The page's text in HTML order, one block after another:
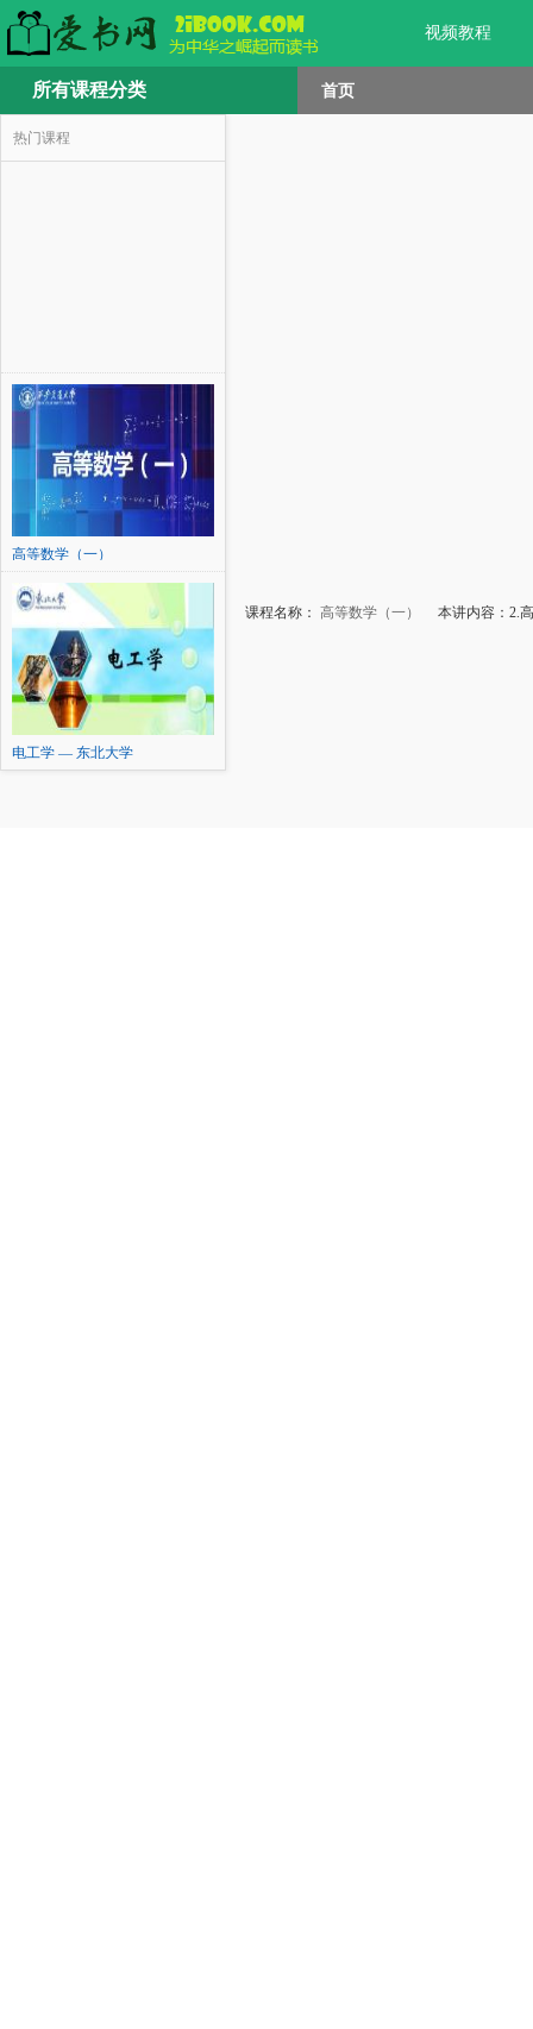
视频教程
所有课程分类 首页
热门课程
高等数学（一）
电工学 — 东北大学
课程名称： 高等数学（一） 本讲内容：2.